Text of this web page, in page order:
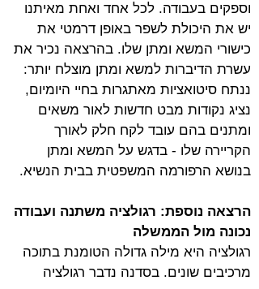
וספקים בעבודה. לכל אחד ואחת מאיתנו
יש את היכולת לשפר באופן דרמטי את
כישורי המשא ומתן שלו. בהרצאה נכיר את
עשרת הדיברות למשא ומתן מוצלח יותר:
ננתח סיטואציות מאתגרות בחיי היומיום,
נציג נקודות מבט חדשות לאור משאים
ומתנים בהם עובד לקח חלק לאורך
הקריירה שלו - בדגש על המשא ומתן
בנושא הרפורמה המשפטית בבית הנשיא.
הרצאה נוספת: רגולציה משתנה ועבודה
נכונה מול הממשלה
רגולציה היא מילה גדולה הטומנת בתוכה
מרכיבים שונים. בסדנה נדבר רגולציה